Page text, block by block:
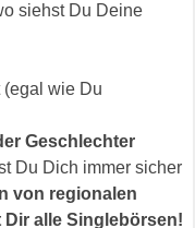
siehst Du Deine
(egal wie Du
Geschlechter
Du Dich immer sicher
von regionalen
alle Singlebörsen!